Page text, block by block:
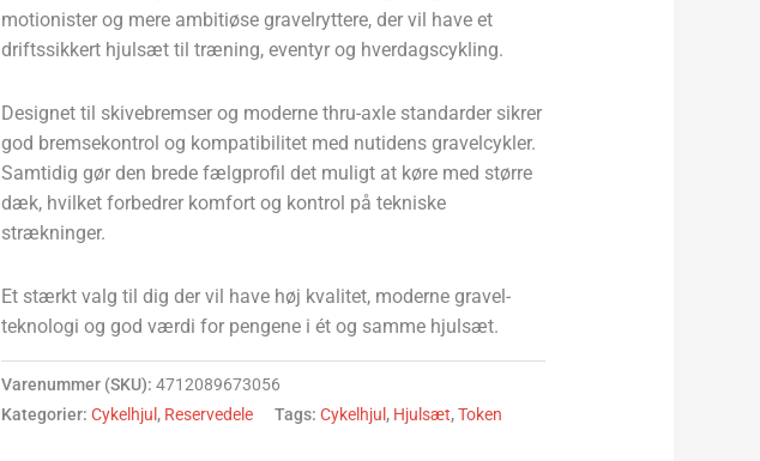
motionister og mere ambitiøse gravelryttere, der vil have et
driftssikkert hjulsæt til træning, eventyr og hverdagscykling.
Designet til skivebremser og moderne thru-axle standarder sikrer
god bremsekontrol og kompatibilitet med nutidens gravelcykler.
Samtidig gør den brede fælgprofil det muligt at køre med større
dæk, hvilket forbedrer komfort og kontrol på tekniske
strækninger.
Et stærkt valg til dig der vil have høj kvalitet, moderne gravel-
teknologi og god værdi for pengene i ét og samme hjulsæt.
Varenummer (SKU):4712089673056
Kategorier:Cykelhjul , Reservedele Tags:Cykelhjul , Hjulsæt,Token